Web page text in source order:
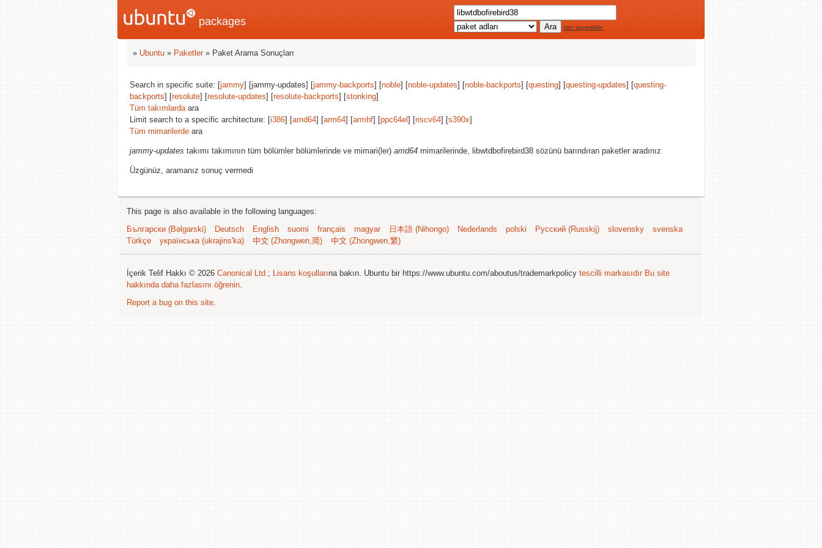
packages tüm seçenekler
» Ubuntu » Paketler» Paket Arama Sonuçları
Search in specific suite: [jammy] [jammy-updates] [jammy-backports] [noble] [noble-updates] [noble-backports] [questing] [questing-updates] [questing-
backports] [resolute] [resolute-updates] [resolute-backports] [stonking]
Tüm takımlardaara
Limit search to a specific architecture: [i386] [amd64] [arm64] [armhf] [ppc64el ] [riscv64] [s390x]
Tüm mimarilerde ara
jammy-updates takımı takımının tüm bölümler bölümlerinde ve mimari(ler) amd64 mimarilerinde, libwtdbofirebird38 sözünü barındıran paketler aradınız
Üzgünüz, aramanız sonuç vermedi
This page is also available in the following languages:
Български (Bəlgarski)
Deutsch English suomi français magyar 日本語 (Nihongo) Nederlands polski Русский (Russkij) slovensky
svenska
Türkçe
українська (ukrajins'ka) 中文 (Zhongwen,简) 中文 (Zhongwen,繁)
İçerik Telif Hakkı © 2026 Canonical Ltd.; Lisans koşullarına bakın. Ubuntu bir https://www.ubuntu.com/aboutus/trademarkpolicy tescilli markasıdır Bu site
hakkında daha fazlasını öğrenin.
Report a bug on this site.